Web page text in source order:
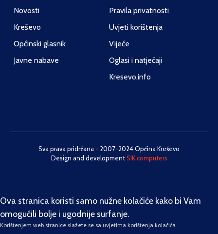
Novosti
Kreševo
Općinski glasnik
Javne nabave
Pravila privatnosti
Uvjeti korištenja
Vijeće
Oglasi i natječaji
Kresevo.info
Sva prava pridržana - 2007-2024 Općina Kreševo
Design and developmentSIK computers
Ova stranica koristi samo nužne kolačiće kako bi Vam
omogućili bolje i ugodnije surfanje.
Korištenjem web stranice slažete se sa uvjetima korištenja kolačića